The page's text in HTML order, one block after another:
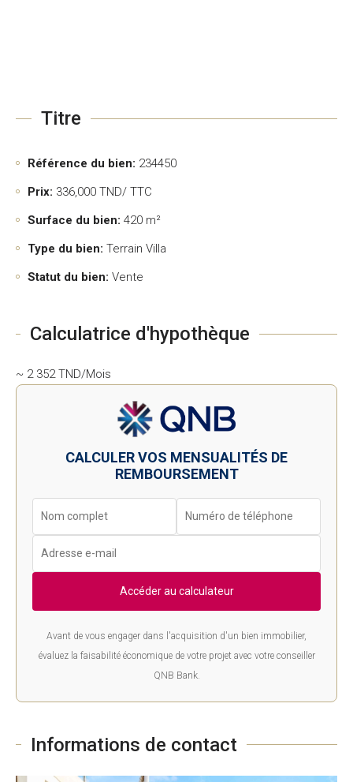
Titre
Référence du bien: 234450
Prix: 336,000 TND/ TTC
Surface du bien: 420 m²
Type du bien: Terrain Villa
Statut du bien: Vente
Calculatrice d'hypothèque
~ 2 352 TND/Mois
CALCULER VOS MENSUALITÉS DE
REMBOURSEMENT
Accéder au calculateur
Avant de vous engager dans l'acquisition d'un bien immobilier,
évaluez la faisabilité économique de votre projet avec votre conseiller
QNB Bank.
Informations de contact